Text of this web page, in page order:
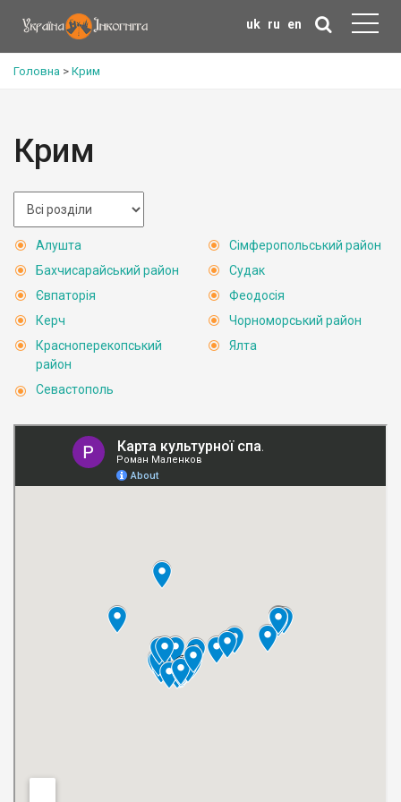
uk ru en
Головна > Крим
Крим
Алушта
Бахчисарайський район
Євпаторія
Керч
Красноперекопський
район
Севастополь
Сімферопольський район
Судак
Феодосія
Чорноморський район
Ялта